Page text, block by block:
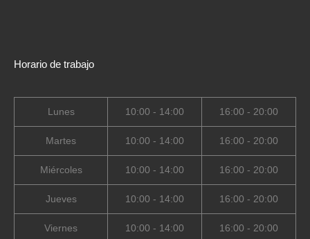
Horario de trabajo
Lunes 10:00 - 14:00 16:00 - 20:00
Martes 10:00 - 14:00 16:00 - 20:00
Miércoles 10:00 - 14:00 16:00 - 20:00
Jueves 10:00 - 14:00 16:00 - 20:00
Viernes 10:00 - 14:00 16:00 - 20:00